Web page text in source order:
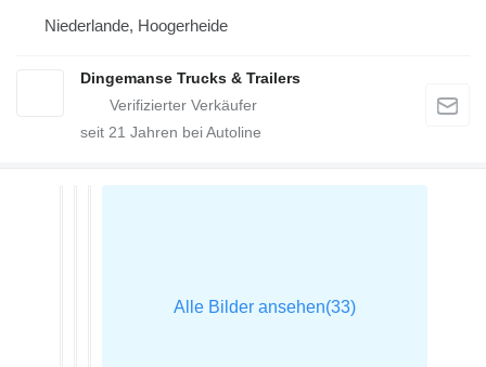
Niederlande, Hoogerheide
Dingemanse Trucks & Trailers
seit 21 Jahren bei Autoline